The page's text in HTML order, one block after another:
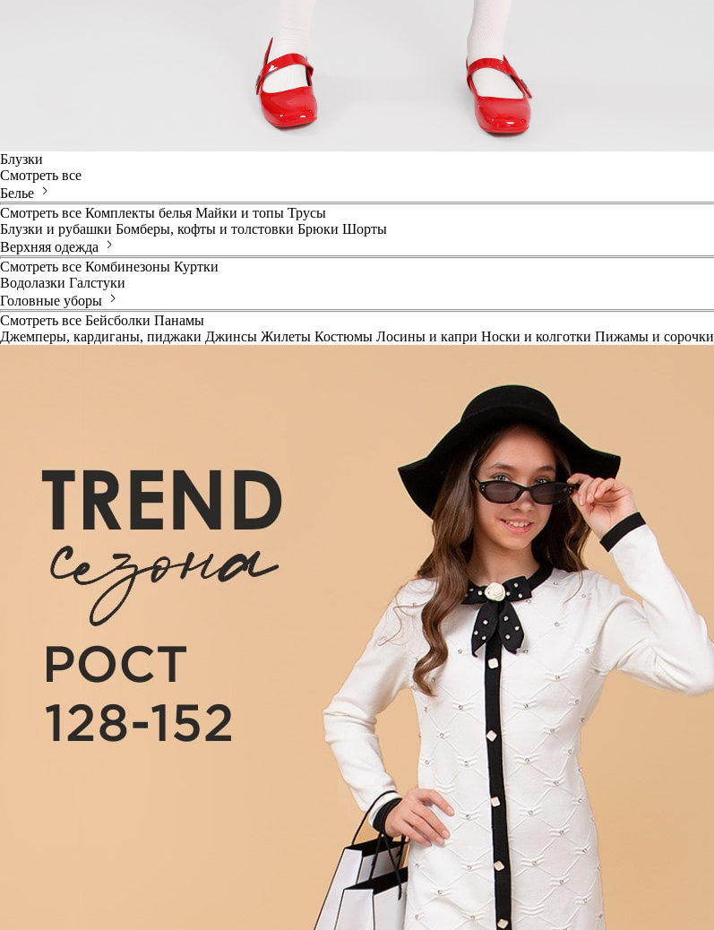
Блузки
Смотреть все
Белье
Смотреть все Комплекты белья Майки и топы Трусы
Блузки и рубашки Бомберы, кофты и толстовки Брюки Шорты
Верхняя одежда
Смотреть все Комбинезоны Куртки
Водолазки Галстуки
Головные уборы
Смотреть все Бейсболки Панамы
Джемперы, кардиганы, пиджаки Джинсы Жилеты Костюмы Лосины и капри Носки и колготки Пижамы и сорочки